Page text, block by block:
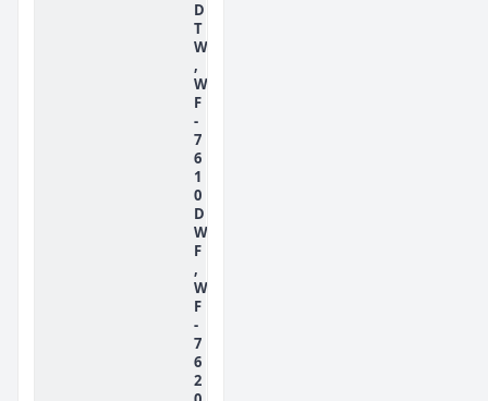
D
T
W
,
W
F
-
7
6
1
0
D
W
F
,
W
F
-
7
6
2